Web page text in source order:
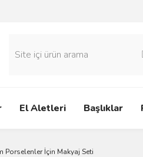
El Aletleri Başlıklar
Porselenler İçin Makyaj Seti